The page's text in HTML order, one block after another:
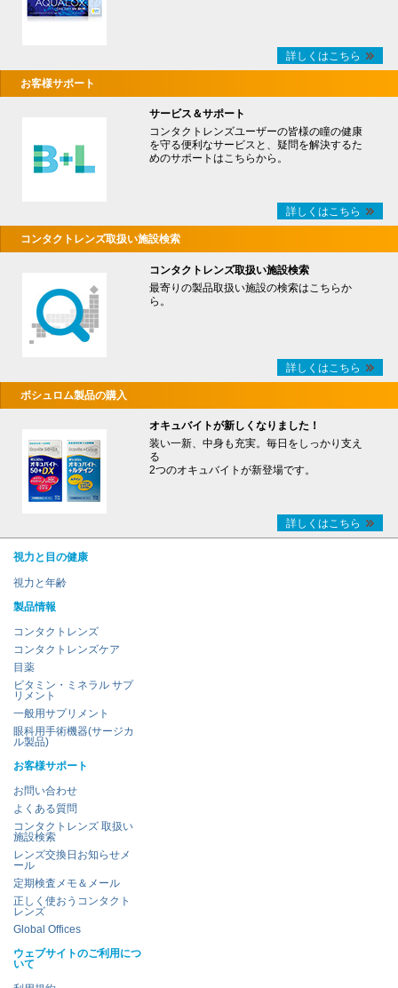
詳しくはこちら
お客様サポート
サービス＆サポート
コンタクトレンズユーザーの皆様の瞳の健康
を守る便利なサービスと、疑問を解決するた
めのサポートはこちらから。
詳しくはこちら
コンタクトレンズ取扱い施設検索
コンタクトレンズ取扱い施設検索
最寄りの製品取扱い施設の検索はこちらか
ら。
詳しくはこちら
ボシュロム製品の購入
オキュバイトが新しくなりました！
装い一新、中身も充実。毎日をしっかり支え
る
2つのオキュバイトが新登場です。
詳しくはこちら
視力と目の健康
視力と年齢
製品情報
コンタクトレンズ
コンタクトレンズケア
目薬
ビタミン・ミネラル サプ
リメント
一般用サプリメント
眼科用手術機器(サージカ
ル製品)
お客様サポート
お問い合わせ
よくある質問
コンタクトレンズ 取扱い
施設検索
レンズ交換日お知らせメ
ール
定期検査メモ＆メール
正しく使おうコンタクト
レンズ
Global Offices
ウェブサイトのご利用につ
いて